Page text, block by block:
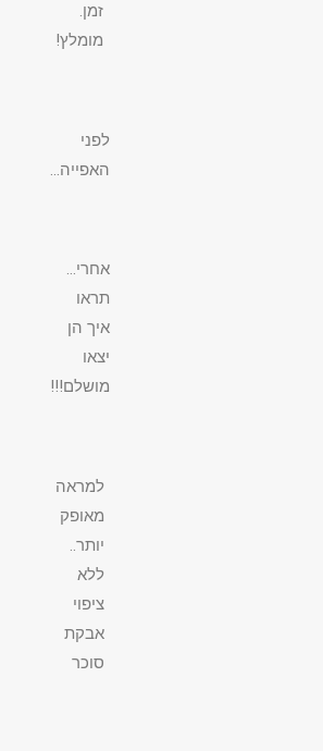
זמן.
מומלץ!
לפני
האפייה…
אחרי…
תראו
איך הן
יצאו
מושלם!!!
למראה
מאופק
יותר..
ללא
ציפוי
אבקת
סוכר